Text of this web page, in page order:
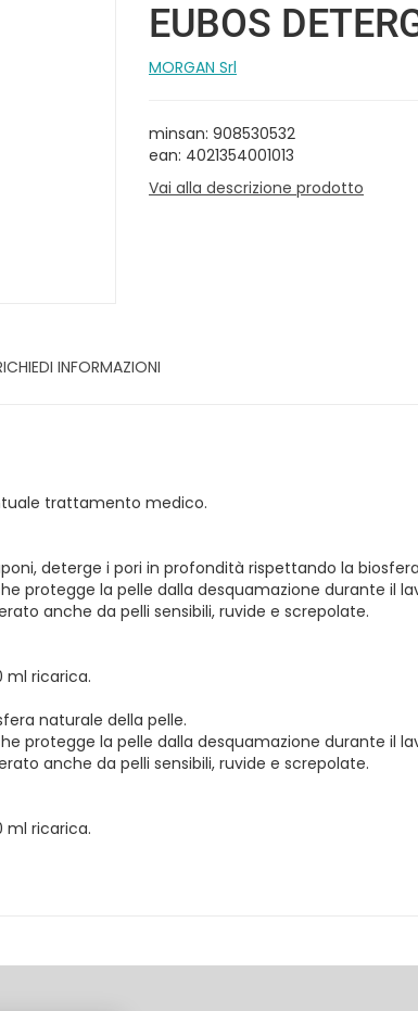
EUBOS
MORGAN Srl
minsan: 908530532
ean: 4021354001013
Vai alla descrizione prodotto
INFORMAZIONI
trattamento medico.
deterge i pori in profondità rispettando la
protegge la pelle dalla desquamazione durante il
anche da pelli sensibili, ruvide e screpolate.
ml ricarica.
naturale della pelle.
protegge la pelle dalla desquamazione durante il
anche da pelli sensibili, ruvide e screpolate.
ml ricarica.